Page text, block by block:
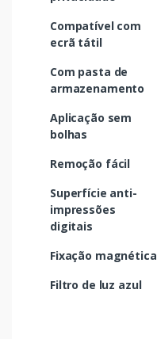
Compatível com
ecrã tátil
Com pasta de
armazenamento
Aplicação sem
bolhas
Remoção fácil
Superfície anti-
impressões
digitais
Fixação magnética
Filtro de luz azul